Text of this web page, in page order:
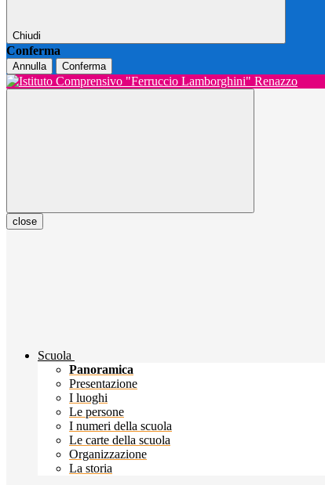
Chiudi
Conferma
Annulla Conferma
close
Scuola
Panoramica
Presentazione
I luoghi
Le persone
I numeri della scuola
Le carte della scuola
Organizzazione
La storia